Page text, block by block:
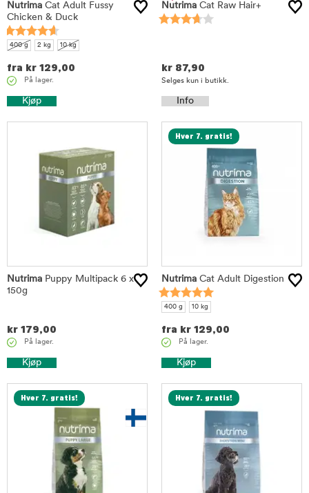
Nutrima Cat Adult Fussy
Chicken & Duck
400 g 2 kg 10 kg
fra kr 129,00
På lager.
Kjøp
Nutrima Cat Raw Hair+
kr 87,90
Selges kun i butikk.
Info
Nutrima Puppy Multipack 6 x
150g
kr 179,00
På lager.
Kjøp
Hver 7. gratis!
Nutrima Cat Adult Digestion
400 g 10 kg
fra kr 129,00
På lager.
Kjøp
Hver 7. gratis! Hver 7. gratis!